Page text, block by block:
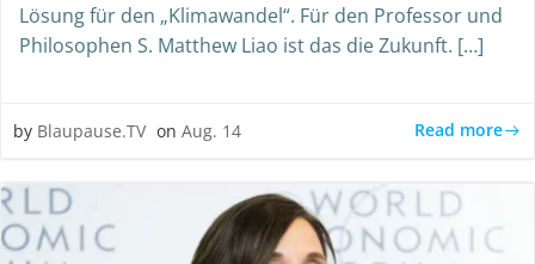
Lösung für den „Klimawandel“. Für den Professor und
Philosophen S. Matthew Liao ist das die Zukunft. […]
by Blaupause.TV on Aug. 14 Read more